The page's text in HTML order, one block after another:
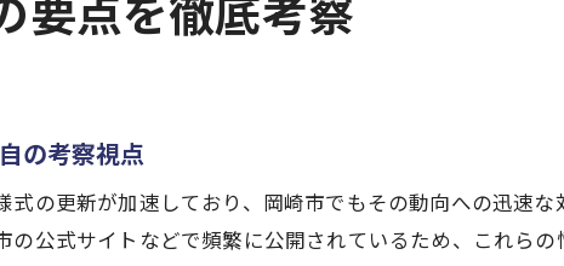
公共工事の最新様式が施工管理に与える
岡崎市の新様式適用時の注意点を解説
公共工事効率化に役立つ岡崎市の視点
要点を徹底考察
の考察視点
の更新が加速しており、岡崎市でもその動向への迅速
公式サイトなどで頻繁に公開されているため、これらの